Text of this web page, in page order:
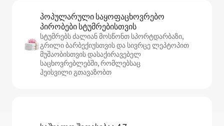
პოპულარული საყოფაცხოვრებო
პირობები სტუმრებისთვის
სტუმრებს ძალიან მოსწონთ სპორტდარბაზი,
გრილი ბარბექიუსთვის და სივრცე ლეპტოპით
მუშაობისთვის დასაქირავებელ
საცხოვრებლებში, რომლებსაც
ჰეისვილი გთავაზობთ